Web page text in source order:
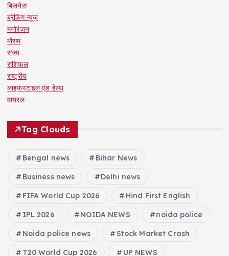
बिजनेस
ब्रेकिंग न्यूज़
मनोरंजन
मौसम
राज्य
राशिफल
राष्ट्रीय
लाइफस्टाइल एंड हेल्थ
वायरल
Tag Clouds
Bengal news Bihar News
Business news Delhi news
FIFA World Cup 2026 Hind First English
IPL 2026 NOIDA NEWS noida police
Noida police news Stock Market Crash
T20 World Cup 2026 UP NEWS